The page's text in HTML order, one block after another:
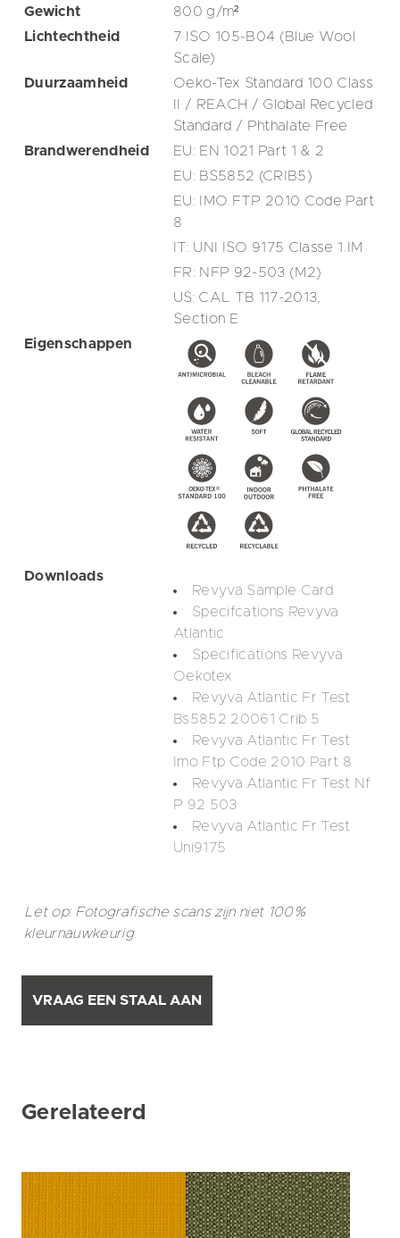
Gewicht
800g/m²
Lichtechtheid
7 ISO 105-B04 (Blue Wool
Scale)
Duurzaamheid
Oeko-Tex Standard 100 Class
II / REACH / Global Recycled
Standard / Phthalate Free
Brandwerendheid
EU: EN 1021 Part 1 & 2
EU: BS5852 (CRIB5)
EU: IMO FTP 2010 Code Part
8
IT: UNI ISO 9175 Classe 1.IM
FR: NFP 92-503 (M2)
US: CAL TB 117-2013,
Section E
Eigenschappen
Downloads
Revyva Sample Card
Specifcations Revyva
Atlantic
Specifications Revyva
Oekotex
Revyva Atlantic Fr Test
Bs5852 20061 Crib 5
Revyva Atlantic Fr Test
Imo Ftp Code 2010 Part 8
Revyva Atlantic Fr Test Nf
P 92 503
Revyva Atlantic Fr Test
Uni9175
Let op: Fotografische scans zijn niet 100%
kleurnauwkeurig.
VRAAG EEN STAAL AAN
Gerelateerd